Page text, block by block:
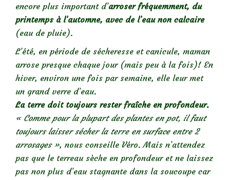
encore plus important d’arroser fréquemment, du
printemps à l’automne, avec de l’eau non calcaire
(eau de pluie).
L’été, en période de sécheresse et canicule, maman
arrose presque chaque jour (mais peu à la fois)! En
hiver, environ une fois par semaine, elle leur met
un grand verre d’eau.
La terre doit toujours rester fraîche en profondeur.
« Comme pour la plupart des plantes en pot, il faut
toujours laisser sécher la terre en surface entre 2
arrosages », nous conseille Véro. Mais n’attendez
pas que le terreau sèche en profondeur et ne laissez
pas non plus d’eau stagnante dans la soucoupe car